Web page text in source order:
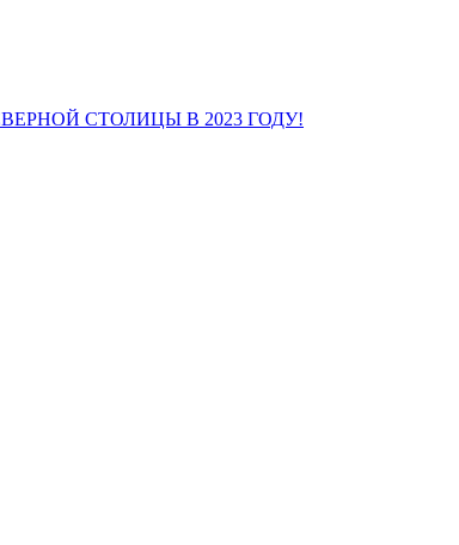
СТОЛИЦЫ В 2023 ГОДУ!